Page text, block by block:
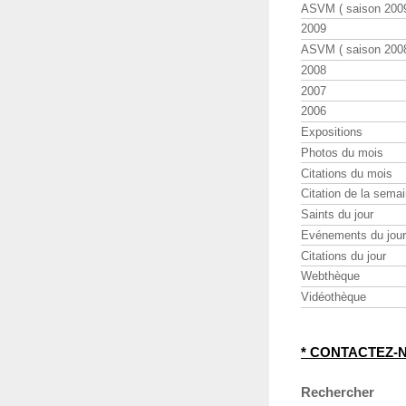
ASVM ( saison
2009
ASVM ( saison
2008
2007
2006
Expositions
Photos du mois
Citations du mois
Citation de la
Saints du jour
Evénements du jour
Citations du jour
Webthèque
Vidéothèque
* CONTACTEZ-
Rechercher